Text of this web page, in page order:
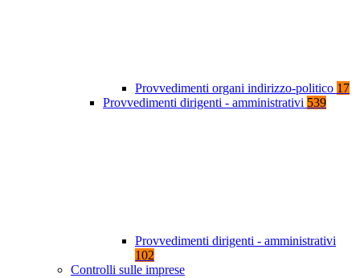
Provvedimenti organi indirizzo-politico 17
Provvedimenti dirigenti - amministrativi 539
Provvedimenti dirigenti - amministrativi
102
Controlli sulle imprese